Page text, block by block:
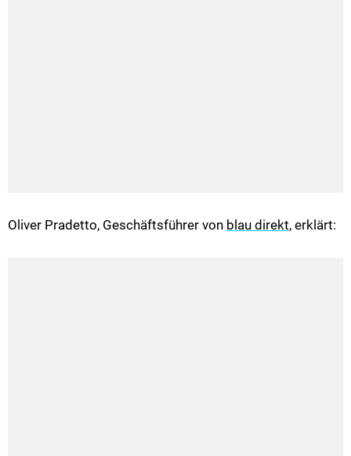
Oliver Pradetto, Geschäftsführer von blau direkt, erklärt: